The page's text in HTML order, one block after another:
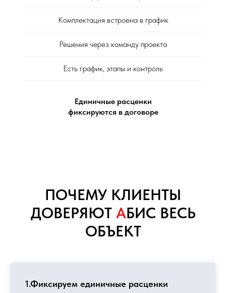
Комплектация встроена в график
Решения через команду проекта
Есть график, этапы и контроль
Единичные расценки
фиксируются в договоре
ПОЧЕМУ КЛИЕНТЫ
ДОВЕРЯЮТ АБИС ВЕСЬ
ОБЪЕКТ
1.Фиксируем единичные расценки